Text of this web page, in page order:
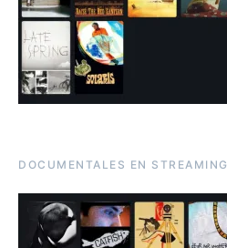
DOCUMENTALES EN STREAMING